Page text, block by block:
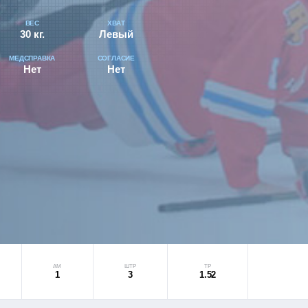
ВЕС
30 кг.
ХВАТ
Левый
МЕДСПРАВКА
Нет
СОГЛАСИЕ
Нет
АМ
1
ШТР
3
ТР
1.52